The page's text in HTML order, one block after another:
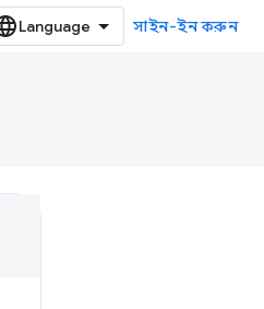
সাইন-ইন করুন